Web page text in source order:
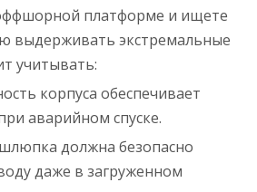
платформе и ищете
выдерживать экстремальные
учитывать:
корпуса обеспечивает
аварийном спуске.
должна безопасно
даже в загруженном